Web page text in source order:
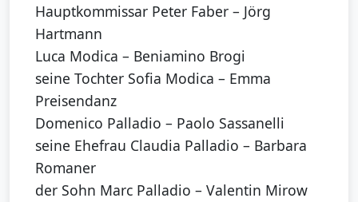
Hauptkommissar Peter Faber – Jörg
Hartmann
Luca Modica – Beniamino Brogi
seine Tochter Sofia Modica – Emma
Preisendanz
Domenico Palladio – Paolo Sassanelli
seine Ehefrau Claudia Palladio – Barbara
Romaner
der Sohn Marc Palladio – Valentin Mirow